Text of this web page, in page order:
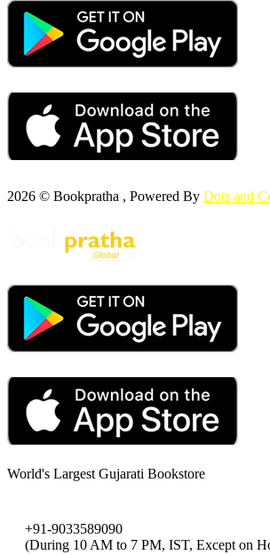
2026 © Bookpratha , Powered By Dots and
World's Largest Gujarati Bookstore
+91-9033589090
(During 10 AM to 7 PM, IST, Except on